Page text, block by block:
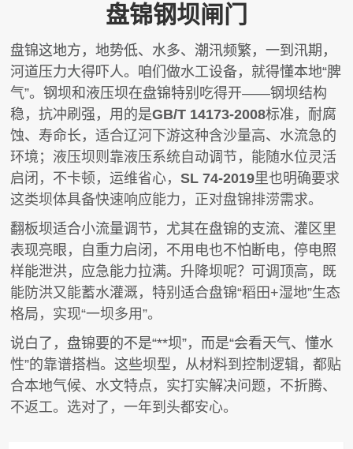
盘锦钢坝闸门
盘锦这地方，地势低、水多、潮汛频繁，一到汛期，
河道压力大得吓人。咱们做水工设备，就得懂本地“脾
气”。钢坝和液压坝在盘锦特别吃得开——钢坝结构
稳，抗冲刷强，用的是GB/T 14173-2008标准，耐腐
蚀、寿命长，适合辽河下游这种含沙量高、水流急的
环境；液压坝则靠液压系统自动调节，能随水位灵活
启闭，不卡顿，运维省心，SL 74-2019里也明确要求
这类坝体具备快速响应能力，正对盘锦排涝需求。
翻板坝适合小流量调节，尤其在盘锦的支流、灌区里
表现亮眼，自重力启闭，不用电也不怕断电，停电照
样能泄洪，应急能力拉满。升降坝呢？可调顶高，既
能防洪又能蓄水灌溉，特别适合盘锦“稻田+湿地”生态
格局，实现“一坝多用”。
说白了，盘锦要的不是“**坝”，而是“会看天气、懂水
性”的靠谱搭档。这些坝型，从材料到控制逻辑，都贴
合本地气候、水文特点，实打实解决问题，不折腾、
不返工。选对了，一年到头都安心。